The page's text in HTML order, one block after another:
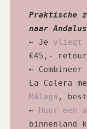
Praktische
naar
➸ Je vliegt
€45,-
➸
La Calera
Málaga ,
➸ Huur een
binnenland